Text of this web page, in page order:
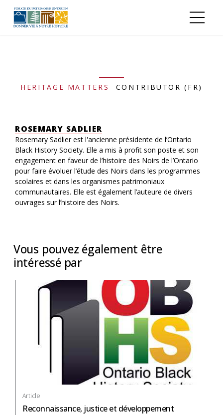
HERITAGE MATTERS CONTRIBUTOR (FR)
ROSEMARY SADLIER
Rosemary Sadlier est l'ancienne présidente de l’Ontario
Black History Society. Elle a mis à profit son poste et son
engagement en faveur de l’histoire des Noirs de l’Ontario
pour faire évoluer l’étude des Noirs dans les programmes
scolaires et dans les organismes patrimoniaux
communautaires. Elle est également l’auteure de divers
ouvrages sur l’histoire des Noirs.
Vous pouvez également être
intéressé par
Article
Reconnaissance, justice et développement